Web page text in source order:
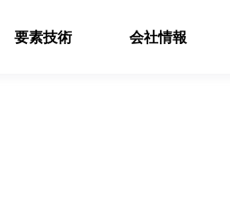
要素技術 会社情報